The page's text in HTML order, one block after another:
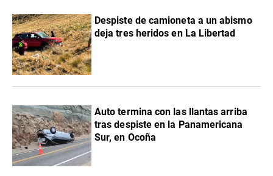
Despiste de camioneta a un abismo
deja tres heridos en La Libertad
Auto termina con las llantas arriba
tras despiste en la Panamericana
Sur, en Ocoña